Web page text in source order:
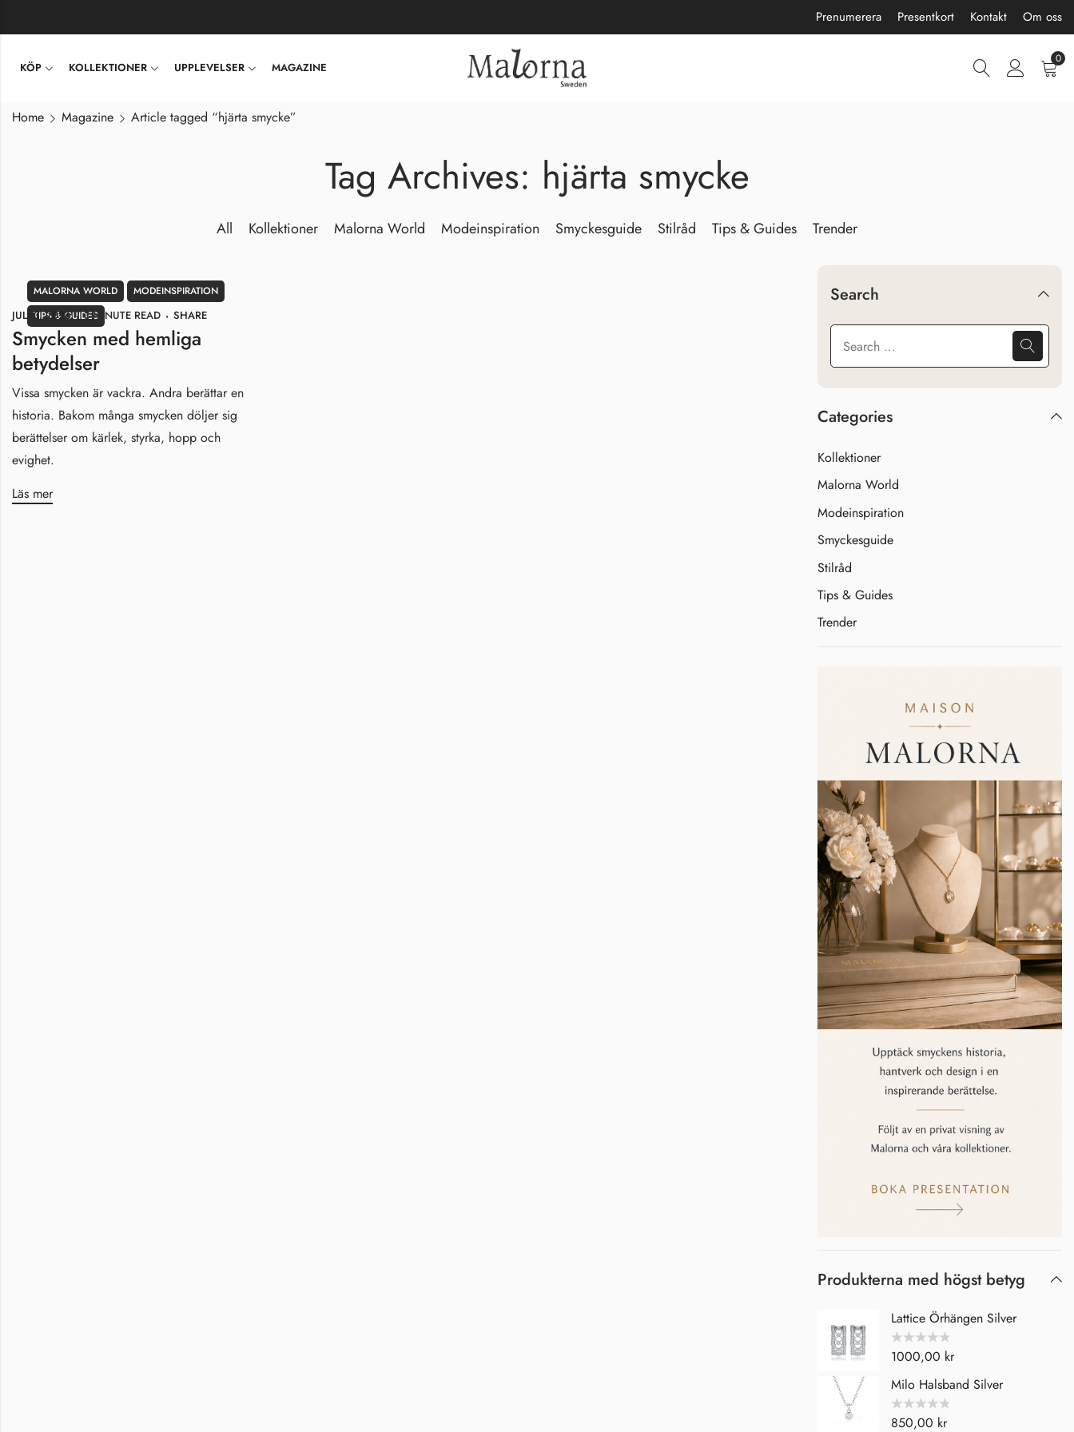
Prenumerera Presentkort Kontakt Om oss
KÖP KOLLEKTIONER UPPLEVELSER MAGAZINE
0
Tag Archives: hjärta smycke
Home Magazine Article tagged “hjärta smycke”
All Kollektioner Malorna World Modeinspiration Smyckesguide Stilråd Tips & Guides Trender
MALORNA WORLD
MODEINSPIRATION
TIPS & GUIDES
JULI 3, 2026 3 MINUTE READ SHARE
Smycken med hemliga
betydelser
Vissa smycken är vackra. Andra berättar en
historia. Bakom många smycken döljer sig
berättelser om kärlek, styrka, hopp och
evighet.
Läs mer
Search
Categories
Kollektioner
Malorna World
Modeinspiration
Smyckesguide
Stilråd
Tips & Guides
Trender
Produkterna med högst betyg
Lattice Örhängen Silver
Betygsatt
0
5
1000,00 kr
Milo Halsband Silver
Betygsatt
0
850,00 kr